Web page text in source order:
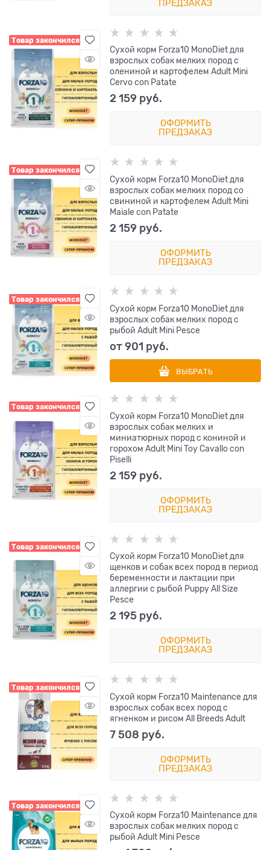
ПРЕДЗАКАЗ
Товар закончился
Сухой корм Forza10 MonoDiet для
взрослых собак мелких пород с
олениной и картофелем Adult Mini
Cervo con Patate
2 159 руб.
ОФОРМИТЬ
ПРЕДЗАКАЗ
Товар закончился
Сухой корм Forza10 MonoDiet для
взрослых собак мелких пород со
свининой и картофелем Adult Mini
Maiale con Patate
2 159 руб.
ОФОРМИТЬ
ПРЕДЗАКАЗ
Товар закончился
Сухой корм Forza10 MonoDiet для
взрослых собак мелких пород с
рыбой Adult Mini Pesce
от901 руб.
ВЫБРАТЬ
Товар закончился
Сухой корм Forza10 MonoDiet для
взрослых собак мелких и
миниатюрных пород с кониной и
горохом Adult Mini Toy Cavallo con
Piselli
2 159 руб.
ОФОРМИТЬ
ПРЕДЗАКАЗ
Товар закончился
Сухой корм Forza10 MonoDiet для
щенков и собак всех пород в период
беременности и лактации при
аллергии с рыбой Puppy All Size
Pesce
2 195 руб.
ОФОРМИТЬ
ПРЕДЗАКАЗ
Товар закончился
Сухой корм Forza10 Maintenance для
взрослых собак всех пород с
ягненком и рисом All Breeds Adult
7 508 руб.
ОФОРМИТЬ
ПРЕДЗАКАЗ
Товар закончился
Сухой корм Forza10 Maintenance для
взрослых собак мелких пород с
рыбой Adult Mini Pesce